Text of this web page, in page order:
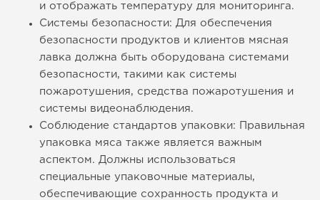
и отображать температуру для мониторинга.
Системы безопасности: Для обеспечения
безопасности продуктов и клиентов мясная
лавка должна быть оборудована системами
безопасности, такими как системы
пожаротушения, средства пожаротушения и
системы видеонаблюдения.
Соблюдение стандартов упаковки: Правильная
упаковка мяса также является важным
аспектом. Должны использоваться
специальные упаковочные материалы,
обеспечивающие сохранность продукта и